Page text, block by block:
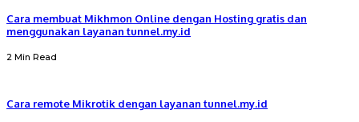
Cara membuat Mikhmon Online dengan Hosting gratis dan
menggunakan layanan tunnel.my.id
2 Min Read
Cara remote Mikrotik dengan layanan tunnel.my.id